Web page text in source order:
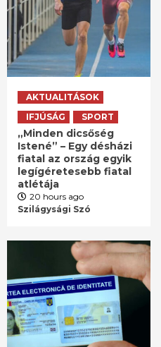
AKTUALITÁSOK
IFJÚSÁG
SPORT
„Minden dicsőség
Istené” – Egy désházi
fiatal az ország egyik
legígéretesebb fiatal
atlétája
20 hours ago
Szilágysági Szó